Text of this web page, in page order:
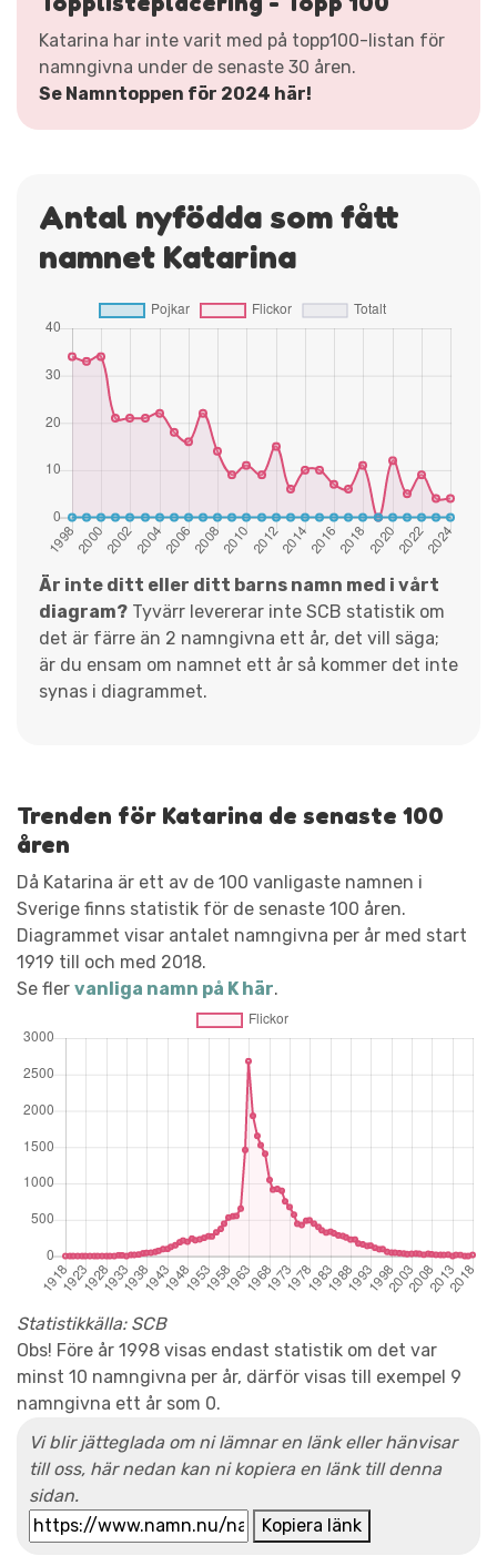
Katarina har inte varit med på topp100-listan för
namngivna under de senaste 30 åren.
Se Namntoppen för 2024 här!
Antal nyfödda som fått
namnet Katarina
Är inte ditt eller ditt barns namn med i vårt
diagram? Tyvärr levererar inte SCB statistik om
det är färre än 2 namngivna ett år, det vill säga;
är du ensam om namnet ett år så kommer det inte
synas i diagrammet.
Trenden för Katarina de senaste 100
åren
Då Katarina är ett av de 100 vanligaste namnen i
Sverige finns statistik för de senaste 100 åren.
Diagrammet visar antalet namngivna per år med start
1919 till och med 2018.
Se fler vanliga namn på K här.
Statistikkälla: SCB
Obs! Före år 1998 visas endast statistik om det var
minst 10 namngivna per år, därför visas till exempel 9
namngivna ett år som 0.
Vi blir jätteglada om ni lämnar en länk eller hänvisar
till oss, här nedan kan ni kopiera en länk till denna
sidan.
Kopiera länk